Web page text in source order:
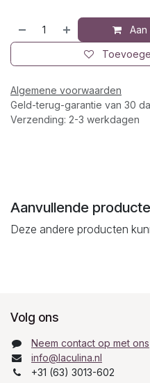
Algemene voorwaarden
Geld-terug-garantie van 30
Verzending: 2-3 werkdagen
Aanvullende
Deze andere producten
Volg ons
Neem contact op met ons
info@laculina.nl
+31 (63) 3013-602